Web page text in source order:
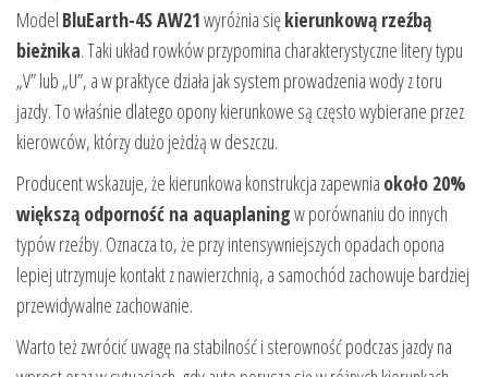
Model BluEarth-4S AW21wyróżnia siękierunkową rzeźbą
bieżnika. Taki układ rowków przypomina charakterystyczne litery typu
„V” lub „U”, a w praktyce działa jak system prowadzenia wody z toru
jazdy. To właśnie dlatego opony kierunkowe są często wybierane przez
kierowców, którzy dużo jeżdżą w deszczu.
Producent wskazuje, że kierunkowa konstrukcja zapewnia około 20%
większą odporność na aquaplaningw porównaniu do innych
typów rzeźby. Oznacza to, że przy intensywniejszych opadach opona
lepiej utrzymuje kontakt z nawierzchnią, a samochód zachowuje bardziej
przewidywalne zachowanie.
Warto też zwrócić uwagę na stabilność i sterowność podczas jazdy na